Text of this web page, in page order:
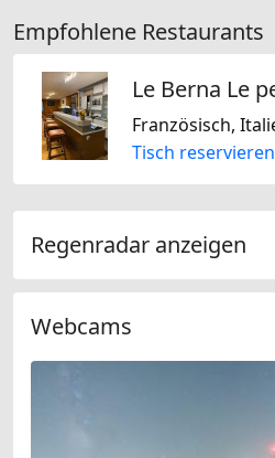
Empfohlene Restaurants
Tisch reservieren
Regenradar anzeigen
Webcams